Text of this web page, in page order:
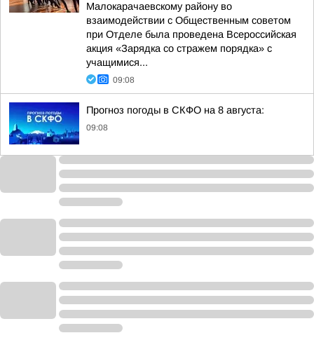
Малокарачаевскому району во
взаимодействии с Общественным советом
при Отделе была проведена Всероссийская
акция «Зарядка со стражем порядка» с
учащимися...
09:08
Прогноз погоды в СКФО на 8 августа:
09:08